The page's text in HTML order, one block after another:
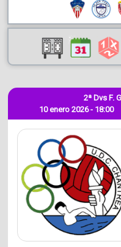
10 enero 2026 - 18:00
2ª Dvs F.